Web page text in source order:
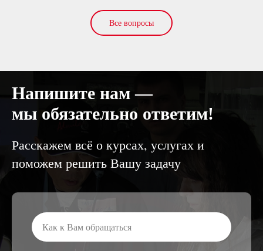
Все вопросы
Напишите нам —
мы обязательно ответим!
Расскажем всё о курсах, услугах и
поможем решить Вашу задачу